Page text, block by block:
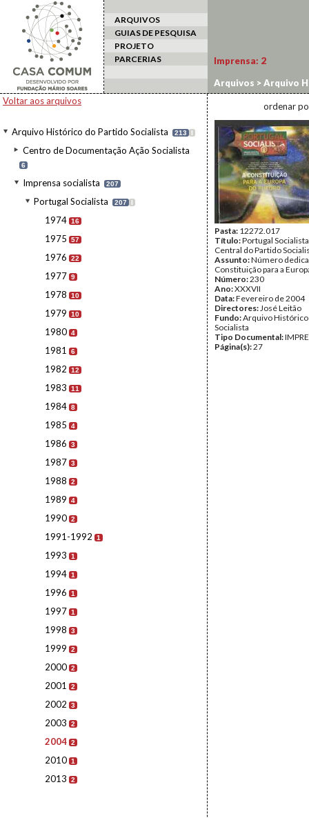
ARQUIVOS
GUIAS DE PESQUISA
PROJETO
PARCERIAS
Voltar aos arquivos
Arquivo Histórico do Partido Socialista 213 I
Centro de Documentação Ação Socialista
6
Imprensa socialista 207
Portugal Socialista 207 I
1974 16
1975 57
1976 22
1977 9
1978 10
1979 10
1980 4
1981 6
1982 12
1983 11
1984 8
1985 4
1986 3
1987 3
1988 2
1989 4
1990 2
1991-1992 1
1993 1
1994 1
1996 1
1997 1
1998 3
1999 2
2000 2
2001 2
2002 3
2003 2
2004 2
2010 1
2013 2
Imprensa: 2
Arquivos >Arquivo
ordenar
Pasta: 12272.017
Título:Portugal
Central do Partido
Assunto:Número
Constituição para a
Número:230
Ano:XXXVII
Data:Fevereiro de 2004
Directores:José Leitão
Fundo:Arquivo
Socialista
Tipo Documental:
Página(s):27